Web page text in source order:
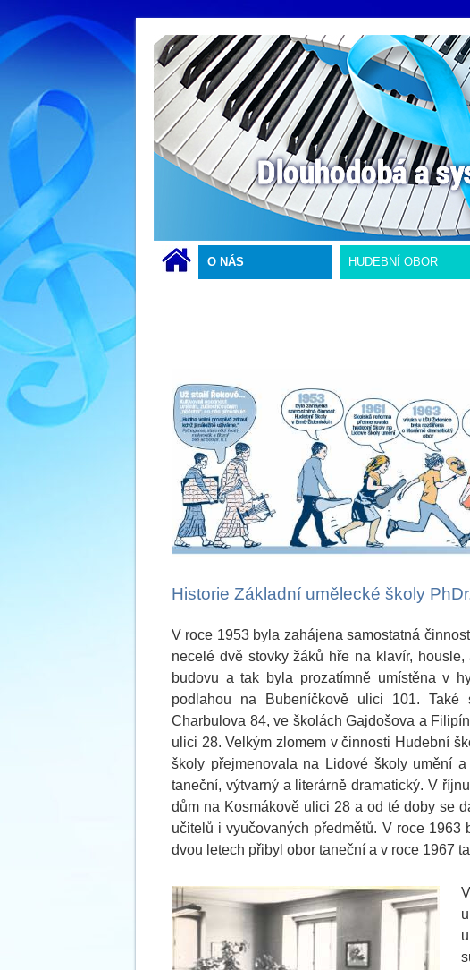
O NÁS HUDEBNÍ OBOR
Historie Základní umělecké školy
V roce 1953 byla zahájena samostatná
necelé dvě stovky žáků hře na klavír,
budovu a tak byla prozatímně umístěna v
podlahou na Bubeníčkově ulici 101.
Charbulova 84, ve školách Gajdošova a
ulici 28. Velkým zlomem v činnosti Hudební
školy přejmenovala na Lidové školy umění
taneční, výtvarný a literárně dramatický. V
dům na Kosmákově ulici 28 a od té doby se
učitelů i vyučovaných předmětů. V roce
dvou letech přibyl obor taneční a v roce 1967